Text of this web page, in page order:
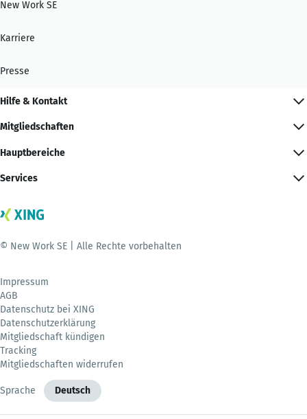
New Work SE
Karriere
Presse
Hilfe & Kontakt
Mitgliedschaften
Hauptbereiche
Services
© New Work SE | Alle Rechte vorbehalten
Impressum
AGB
Datenschutz bei XING
Datenschutzerklärung
Mitgliedschaft kündigen
Tracking
Mitgliedschaften widerrufen
Sprache Deutsch